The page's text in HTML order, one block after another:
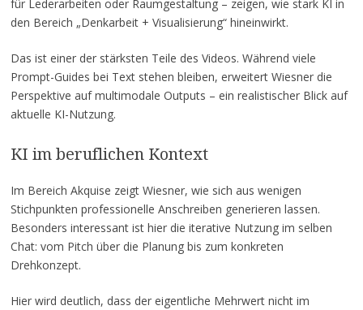
für Lederarbeiten oder Raumgestaltung – zeigen, wie stark KI in
den Bereich „Denkarbeit + Visualisierung“ hineinwirkt.
Das ist einer der stärksten Teile des Videos. Während viele
Prompt-Guides bei Text stehen bleiben, erweitert Wiesner die
Perspektive auf multimodale Outputs – ein realistischer Blick auf
aktuelle KI-Nutzung.
KI im beruflichen Kontext
Im Bereich Akquise zeigt Wiesner, wie sich aus wenigen
Stichpunkten professionelle Anschreiben generieren lassen.
Besonders interessant ist hier die iterative Nutzung im selben
Chat: vom Pitch über die Planung bis zum konkreten
Drehkonzept.
Hier wird deutlich, dass der eigentliche Mehrwert nicht im